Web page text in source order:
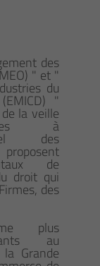
des
" et "
du
"
la veille
à
des
de
droit qui
des
plus
au
Grande